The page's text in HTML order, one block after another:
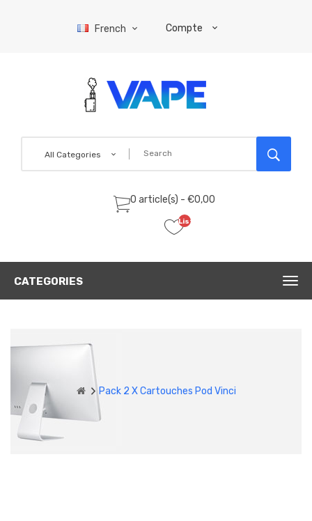
French Compte
All Categories
0 article(s) - €0,00
Liste
(0)
CATEGORIES
Pack 2 X Cartouches Pod Vinci